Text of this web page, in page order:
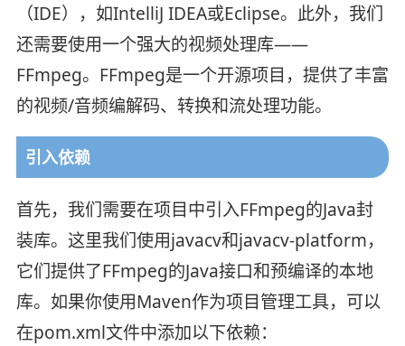
（IDE），如IntelliJ IDEA或Eclipse。此外，我们
还需要使用一个强大的视频处理库——
FFmpeg。FFmpeg是一个开源项目，提供了丰富
的视频/音频编解码、转换和流处理功能。
引入依赖
首先，我们需要在项目中引入FFmpeg的Java封
装库。这里我们使用​​javacv​​和​​javacv-platform​​，
它们提供了FFmpeg的Java接口和预编译的本地
库。如果你使用Maven作为项目管理工具，可以
在​​pom.xml​​文件中添加以下依赖：